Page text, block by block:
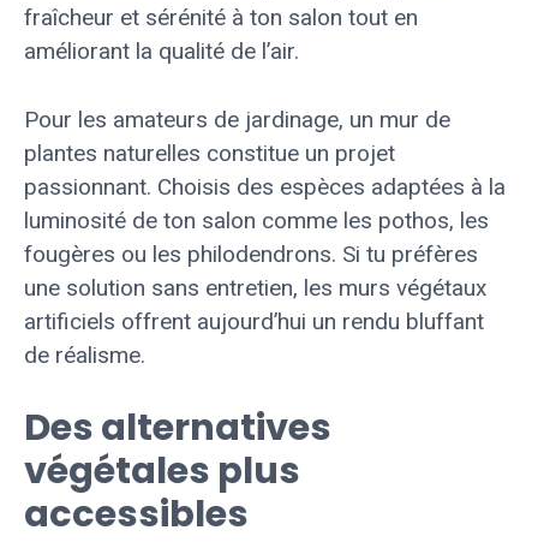
fraîcheur et sérénité à ton salon tout en
améliorant la qualité de l’air.
Pour les amateurs de jardinage, un mur de
plantes naturelles constitue un projet
passionnant. Choisis des espèces adaptées à la
luminosité de ton salon comme les pothos, les
fougères ou les philodendrons. Si tu préfères
une solution sans entretien, les murs végétaux
artificiels offrent aujourd’hui un rendu bluffant
de réalisme.
Des alternatives
végétales plus
accessibles